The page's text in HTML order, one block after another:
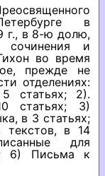
в
г., в 8-ю долю,
сочинения и
во время
прежде не
отделениях:
статьях; 2).
статьях; 3)
в 3 статьях;
текстов, в 14
для
6) Письма к